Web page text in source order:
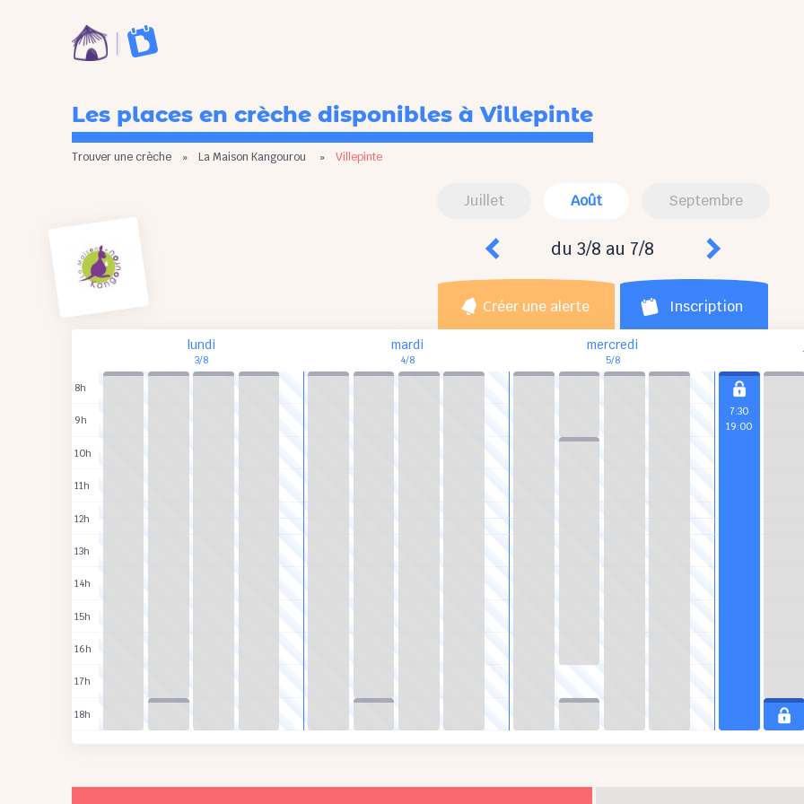
Les places en crèche disponibles à Villepinte
Trouver une crèche » La Maison Kangourou » Villepinte
Juillet Août Septembre
du 3/8 au 7/8
Créer une alerte Inscription
lundi
3/8
mardi
4/8
mercredi
5/8
8h
9h
10h
11h
12h
13h
14h
15h
16h
17h
18h
7:30
19:00